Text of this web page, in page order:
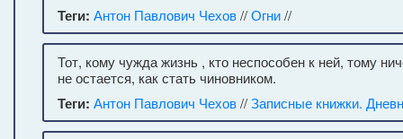
Теги: Антон Павлович Чехов//Огни//
Тот, кому чужда жизнь , кто неспособен к ней, тому
не остается, как стать чиновником.
Теги: Антон Павлович Чехов//Записные книжки.